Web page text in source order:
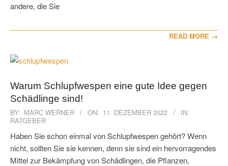
andere, die Sie
READ MORE →
Warum Schlupfwespen eine gute Idee gegen
Schädlinge sind!
2022-
12-
11
BY: MARC WERNER ON: 11. DEZEMBER 2022
IN:
RATGEBER
Haben Sie schon einmal von Schlupfwespen gehört? Wenn
nicht, sollten Sie sie kennen, denn sie sind ein hervorragendes
Mittel zur Bekämpfung von Schädlingen, die Pflanzen,